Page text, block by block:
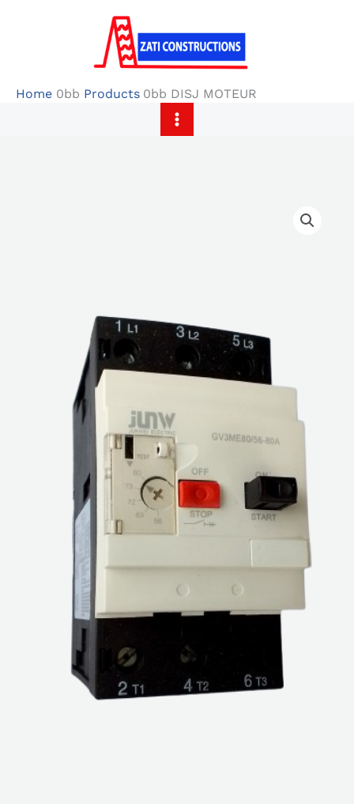
Home Products DISJ MOTEUR